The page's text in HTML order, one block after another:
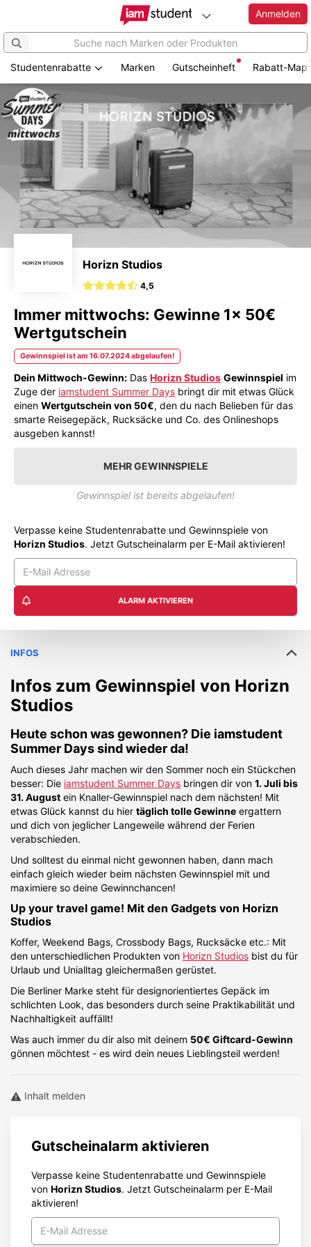
Zum
Hauptinhalt
springen
Anmelden
Studentenrabatte Marken Gutscheinheft Rabatt-Map
Horizn Studios
4,5
Immer mittwochs: Gewinne 1x 50€
Wertgutschein
Gewinnspiel ist am 16.07.2024 abgelaufen!
Dein Mittwoch-Gewinn: Das Horizn Studios Gewinnspiel im
Zuge der iamstudent Summer Days bringt dir mit etwas Glück
einen Wertgutschein von 50€, den du nach Belieben für das
smarte Reisegepäck, Rucksäcke und Co. des Onlineshops
ausgeben kannst!
MEHR GEWINNSPIELE
Gewinnspiel ist bereits abgelaufen!
Verpasse keine Studentenrabatte und Gewinnspiele von
Horizn Studios. Jetzt Gutscheinalarm per E-Mail aktivieren!
ALARM AKTIVIEREN
INFOS
Infos zum Gewinnspiel von Horizn
Studios
Heute schon was gewonnen? Die iamstudent
Summer Days sind wieder da!
Auch dieses Jahr machen wir den Sommer noch ein Stückchen
besser: Die iamstudent Summer Days bringen dir von 1. Juli bis
31. August ein Knaller-Gewinnspiel nach dem nächsten! Mit
etwas Glück kannst du hier täglich tolle Gewinne ergattern
und dich von jeglicher Langeweile während der Ferien
verabschieden.
Und solltest du einmal nicht gewonnen haben, dann mach
einfach gleich wieder beim nächsten Gewinnspiel mit und
maximiere so deine Gewinnchancen!
Up your travel game! Mit den Gadgets von Horizn
Studios
Koffer, Weekend Bags, Crossbody Bags, Rucksäcke etc.: Mit
den unterschiedlichen Produkten von Horizn Studios bist du für
Urlaub und Unialltag gleichermaßen gerüstet.
Die Berliner Marke steht für designorientiertes Gepäck im
schlichten Look, das besonders durch seine Praktikabilität und
Nachhaltigkeit auffällt!
Was auch immer du dir also mit deinem 50€ Giftcard-Gewinn
gönnen möchtest - es wird dein neues Lieblingsteil werden!
Inhalt melden
Gutscheinalarm aktivieren
Verpasse keine Studentenrabatte und Gewinnspiele
von Horizn Studios. Jetzt Gutscheinalarm per E-Mail
aktivieren!